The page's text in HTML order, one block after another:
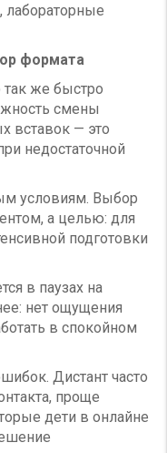
лабораторные
формата
так же быстро
смены
вставок — это
недостаточной
условиям. Выбор
а целью: для
подготовки
в паузах на
нет ощущения
в спокойном
Дистант часто
проще
дети в онлайне